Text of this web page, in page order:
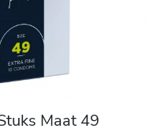
Maat 49